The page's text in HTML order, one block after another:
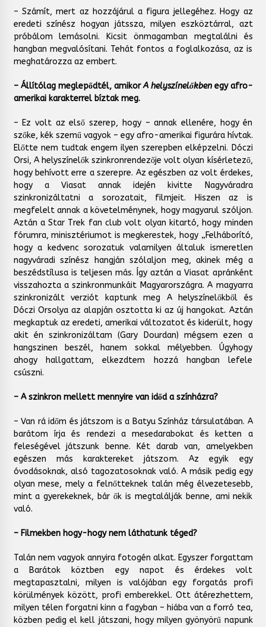
– Számít, mert az hozzájárul a figura jellegéhez. Hogy az
eredeti színész hogyan játssza, milyen eszköztárral, azt
próbálom lemásolni. Kicsit önmagamban megtalálni és
hangban megvalósítani. Tehát fontos a foglalkozása, az is
meghatározza az embert.
– Állítólag meglepődtél, amikorA helyszínelőkbenegy afro-
amerikai karakterrel bíztak meg.
– Ez volt az első szerep, hogy – annak ellenére, hogy én
szőke, kék szemű vagyok – egy afro-amerikai figurára hívtak.
Előtte nem tudtak engem ilyen szerepben elképzelni. Dóczi
Orsi, A helyszínelők szinkronrendezője volt olyan kísérletező,
hogy behívott erre a szerepre. Az egészben az volt érdekes,
hogy a Viasat annak idején kivitte Nagyváradra
szinkronizáltatni a sorozatait, filmjeit. Hiszen az is
megfelelt annak a követelménynek, hogy magyarul szóljon.
Aztán a Star Trek fan club volt olyan kitartó, hogy minden
fórumra, minisztériumot is megkerestek, hogy „Felháborító,
hogy a kedvenc sorozatuk valamilyen általuk ismeretlen
nagyváradi színész hangján szólaljon meg, akinek még a
beszédstílusa is teljesen más. Így aztán a Viasat apránként
visszahozta a szinkronmunkáit Magyarországra. A magyarra
szinkronizált verziót kaptunk meg A helyszínelőkből és
Dóczi Orsolya az alapján osztotta ki az új hangokat. Aztán
megkaptuk az eredeti, amerikai változatot és kiderült, hogy
akit én szinkronizáltam (Gary Dourdan) mégsem ezen a
hangszinen beszél, hanem sokkal mélyebben. Úgyhogy
ahogy hallgattam, elkezdtem hozzá hangban lefele
csúszni.
– A szinkron mellett mennyire van időd a színházra?
– Van rá időm és játszom is a Batyu Színház társulatában. A
barátom írja és rendezi a mesedarabokat és ketten a
feleségével játszunk benne. Két darab van, amelyekben
egészen más karaktereket játszom. Az egyik egy
óvodásoknak, alsó tagozatosoknak való. A másik pedig egy
olyan mese, mely a felnőtteknek talán még élvezetesebb,
mint a gyerekeknek, bár ők is megtalálják benne, ami nekik
való.
– Filmekben hogy-hogy nem láthatunk téged?
Talán nem vagyok annyira fotogén alkat. Egyszer forgattam
a Barátok köztben egy napot és érdekes volt
megtapasztalni, milyen is valójában egy forgatás profi
körülmények között, profi emberekkel. Ott átérezhettem,
milyen télen forgatni kinn a fagyban – hiába van a forró tea,
közben pedig el kell játszani, hogy milyen gyönyörű napunk